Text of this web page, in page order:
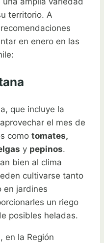
territorio. A
en enero en las
que incluye la
el mes de
como tomates,
y pepinos.
bien al clima
cultivarse tanto
en jardines
un riego
posibles heladas.
en la Región